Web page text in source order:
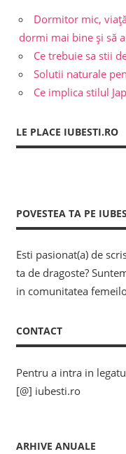
Dormitor mic,
dormi mai bine și să
Ce trebuie sa stii
Solutii naturale
Ce implica stilul
LE PLACE IUBESTI.RO
POVESTEA TA PE
Esti pasionat(a) de
ta de dragoste?
in comunitatea
CONTACT
Pentru a intra in
[@] iubesti.ro
ARHIVE ANUALE